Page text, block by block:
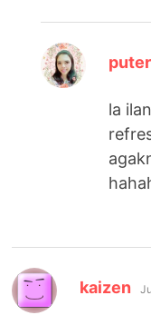
la
kaizen